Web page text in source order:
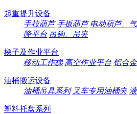
起重提升设备
手拉葫芦 手扳葫芦 电动葫芦、
降平台 吊钩、吊夹
梯子及作业平台
移动工作梯 高空作业平台 铝合
油桶搬运设备
油桶吊具系列 叉车专用油桶夹
塑料托盘系列